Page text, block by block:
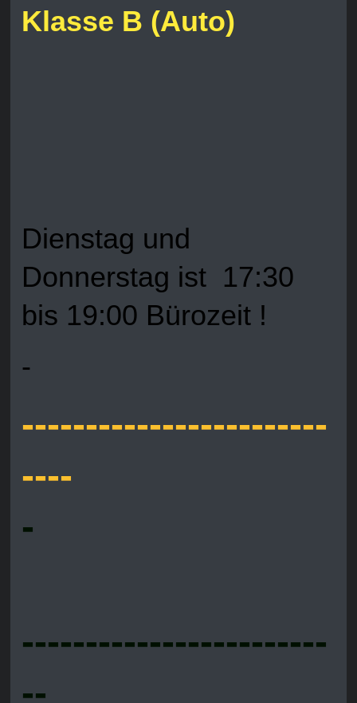
Klasse B (Auto)
Dienstag und
Donnerstag ist 17:30
bis 19:00 Bürozeit !
-
------------------------
----
-
------------------------
--